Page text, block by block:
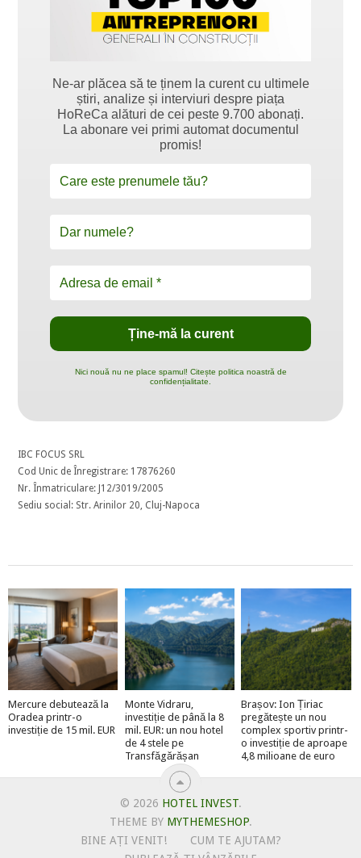
Ne-ar plăcea să te ținem la curent cu ultimele
știri, analize și interviuri despre piața
HoReCa alături de cei peste 9.700 abonați.
La abonare vei primi automat documentul
promis!
Nici nouă nu ne place spamul! Citește politica noastră de
confidențialitate.
IBC FOCUS SRL
Cod Unic de Înregistrare: 17876260
Nr. Înmatriculare: J12/3019/2005
Sediu social: Str. Arinilor 20, Cluj-Napoca
Mercure debutează la
Oradea printr-o
investiție de 15 mil. EUR
Monte Vidraru,
investiție de până la 8
mil. EUR: un nou hotel
de 4 stele pe
Transfăgărășan
Brașov: Ion Țiriac
pregătește un nou
complex sportiv printr-
o investiție de aproape
4,8 milioane de euro
© 2026 HOTEL INVEST.
THEME BY MYTHEMESHOP.
BINE AȚI VENIT!
CUM TE AJUTAM?